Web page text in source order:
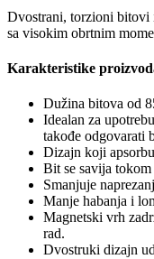
Dvostrani, torzioni bitovi
sa visokim obrtnim
Karakteristike
Dužina bitova od
Idealan za
takođe odgovarati
Dizajn koji
Bit se savija tokom
Smanjuje
Manje habanja i
Magnetski vrh
rad.
Dvostruki dizajn